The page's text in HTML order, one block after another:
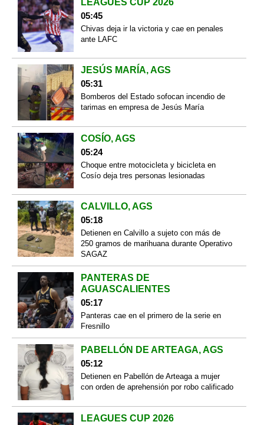
05:45
Chivas deja ir la victoria y cae en penales
ante LAFC
JESÚS MARÍA, AGS
05:31
Bomberos del Estado sofocan incendio de
tarimas en empresa de Jesús María
COSÍO, AGS
05:24
Choque entre motocicleta y bicicleta en
Cosío deja tres personas lesionadas
CALVILLO, AGS
05:18
Detienen en Calvillo a sujeto con más de
250 gramos de marihuana durante Operativo
SAGAZ
PANTERAS DE
AGUASCALIENTES
05:17
Panteras cae en el primero de la serie en
Fresnillo
PABELLÓN DE ARTEAGA, AGS
05:12
Detienen en Pabellón de Arteaga a mujer
con orden de aprehensión por robo calificado
LEAGUES CUP 2026